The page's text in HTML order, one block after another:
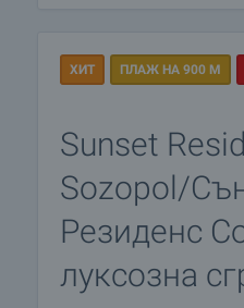
ХИТ ПЛАЖ НА 900 М
Sunset
Sozopol/
Резиденс
луксозна